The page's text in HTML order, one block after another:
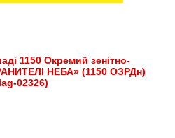
1150 Окремий зенітно-
НЕБА» (1150 ОЗРДн)
02326)